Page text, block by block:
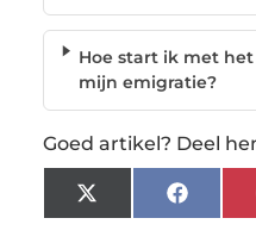
Hoe start ik met
mijn emigratie?
Goed artikel? Deel
X
(Twitter)